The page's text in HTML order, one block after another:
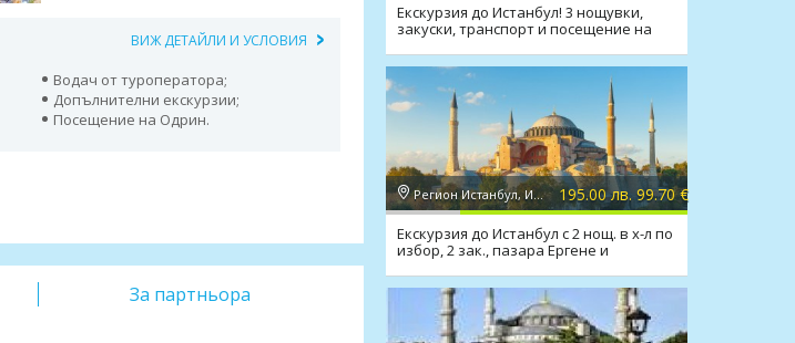
ВИЖ ДЕТАЙЛИ И УСЛОВИЯ
Водач от туроператора;
Допълнителни екскурзии;
Посещение на Одрин.
За партньора
Екскурзия до Истанбул! 3 нощувки,
закуски, транспорт и посещение на
Регион Истанбул, Истанбул 195.00 лв. 99.70 €
Екскурзия до Истанбул с 2 нощ. в х-л по
избор, 2 зак., пазара Ергене и